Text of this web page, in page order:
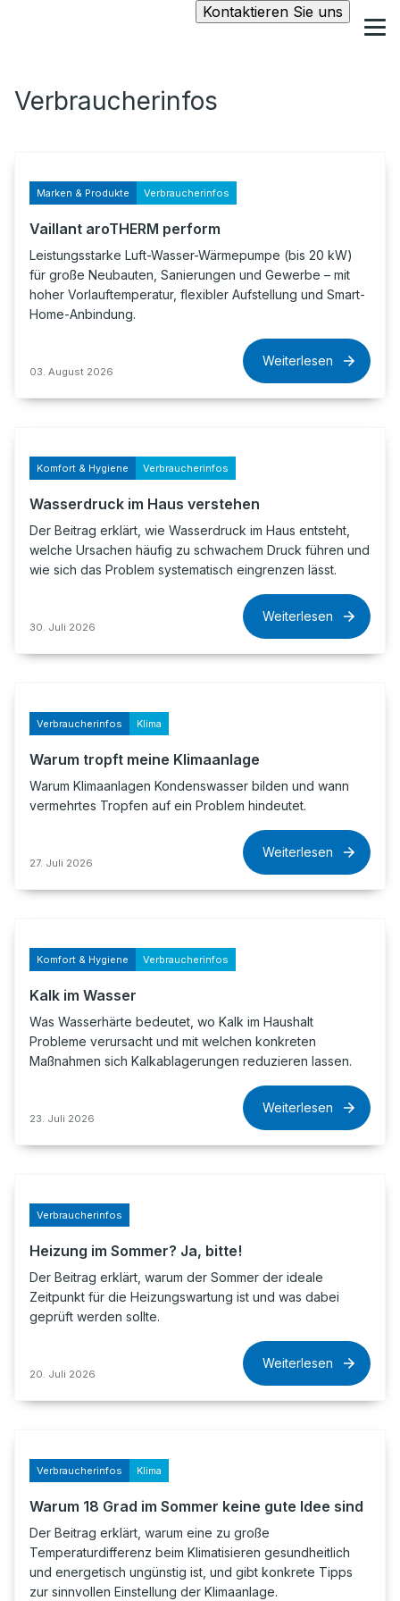
Kontaktieren Sie uns
Verbraucherinfos
Marken & Produkte Verbraucherinfos
Vaillant aroTHERM perform
Leistungsstarke Luft-Wasser-Wärmepumpe (bis 20 kW)
für große Neubauten, Sanierungen und Gewerbe – mit
hoher Vorlauftemperatur, flexibler Aufstellung und Smart-
Home-Anbindung.
03. August 2026
Weiterlesen
Komfort & Hygiene Verbraucherinfos
Wasserdruck im Haus verstehen
Der Beitrag erklärt, wie Wasserdruck im Haus entsteht,
welche Ursachen häufig zu schwachem Druck führen und
wie sich das Problem systematisch eingrenzen lässt.
30. Juli 2026
Weiterlesen
Verbraucherinfos Klima
Warum tropft meine Klimaanlage
Warum Klimaanlagen Kondenswasser bilden und wann
vermehrtes Tropfen auf ein Problem hindeutet.
27. Juli 2026
Weiterlesen
Komfort & Hygiene Verbraucherinfos
Kalk im Wasser
Was Wasserhärte bedeutet, wo Kalk im Haushalt
Probleme verursacht und mit welchen konkreten
Maßnahmen sich Kalkablagerungen reduzieren lassen.
23. Juli 2026
Weiterlesen
Verbraucherinfos
Heizung im Sommer? Ja, bitte!
Der Beitrag erklärt, warum der Sommer der ideale
Zeitpunkt für die Heizungswartung ist und was dabei
geprüft werden sollte.
20. Juli 2026
Weiterlesen
Verbraucherinfos Klima
Warum 18 Grad im Sommer keine gute Idee sind
Der Beitrag erklärt, warum eine zu große
Temperaturdifferenz beim Klimatisieren gesundheitlich
und energetisch ungünstig ist, und gibt konkrete Tipps
zur sinnvollen Einstellung der Klimaanlage.